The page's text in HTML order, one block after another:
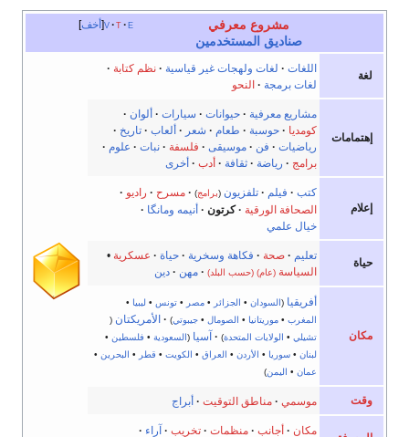
أخف v t e
مشروع معرفي
صناديق المستخدمين
لغة
اللغات · لغات ولهجات غير قياسية · نظم كتابة ·
لغات برمجة · النحو
إهتمامات
مشاريع معرفية · حيوانات · سيارات · ألوان ·
كومديا · حوسبة · طعام · شعر · ألعاب · تاريخ ·
رياضيات · فن · موسيقى · فلسفة · نبات · علوم ·
برامج · رياضة · ثقافة · أدب · أخرى
إعلام
كتب · فيلم · تلفزيون (برامج)
· مسرح · راديو ·
الصحافة الورقية · كرتون · أنيمه ومانگا ·
خيال علمي
حياة
تعليم · صحة · فكاهة وسخرية · حياة · عسكرية •
السياسة(عام) (حسب البلد) · مهن · دين
مكان
أفريقيا (السودان • الجزائر • مصر • تونس • ليبيا •
المغرب • موريتانيا • الصومال • جيبوتي)
· الأمريكتان (
تشيلي • الولايات المتحدة)
· آسيا (السعودية • فلسطين •
لبنان • سوريا • الأردن • العراق • الكويت • قطر • البحرين •
عمان • اليمن)
وقت موسمي · مناطق التوقيت · أبراج
مكان · أجانب · منظمات · تخريب · آراء ·